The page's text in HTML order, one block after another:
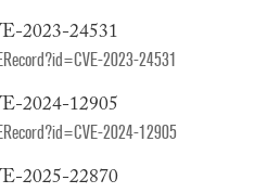
2023-24531
2023-24531
2024-12905
2024-12905
2025-22870